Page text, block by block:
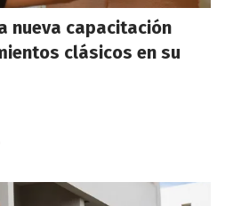
nueva capacitación
clásicos en su